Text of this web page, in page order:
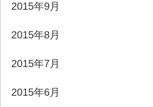
2015年9月
2015年8月
2015年7月
2015年6月